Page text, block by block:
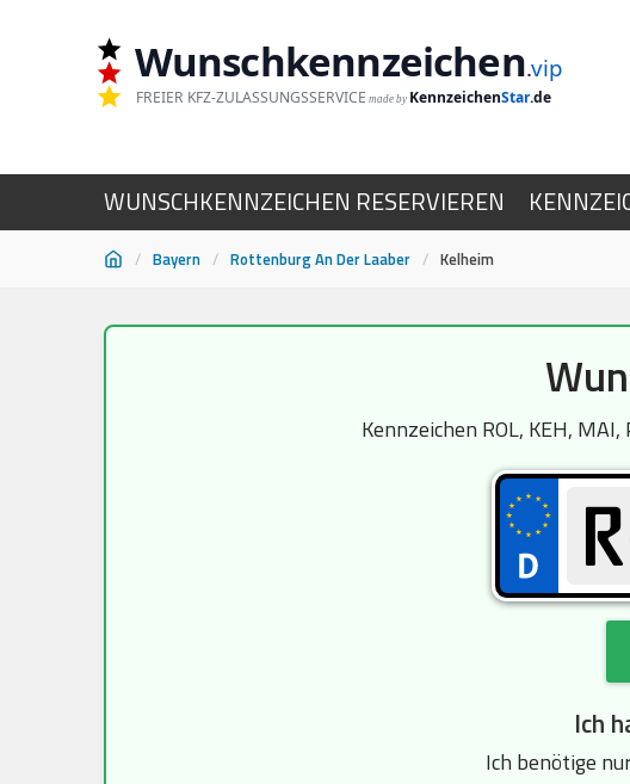
Wunschkennzeichen.vip
FREIER KFZ-ZULASSUNGSSERVICE made by KennzeichenStar.de
WUNSCHKENNZEICHEN RESERVIEREN
/ Bayern / Rottenburg An Der Laaber / Kelheim
Kennzeichen ROL, KEH,
Ich
Ich benötige